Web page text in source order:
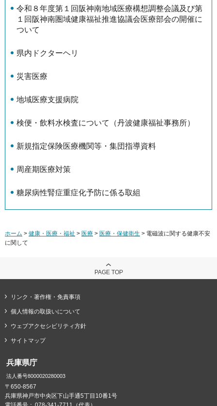
令和８年度第１回阪神南地域医療構想調整会議及び第
１回阪神南圏域健康福祉推進協議会医療部会の開催に
ついて
県内ドクターヘリ
災害医療
地域医療支援病院
検便・飲料水検査について（丹波健康福祉事務所）
新規指定保険医療機関等・集団指導資料
周産期医療対策
糖尿病性腎症重症化予防に係る取組
ホーム > 健康・医療・福祉 > 医療 > 医療・保健衛生 > 電磁波に関する健康不安
に関して
PAGE TOP
リンク・著作権・免責事項
個人情報の取扱いについて
ウェブアクセシビリティ方針
サイトマップ
兵庫県庁
法人番号8000020280003
〒650-8567
兵庫県神戸市中央区下山手通5丁目10番1号